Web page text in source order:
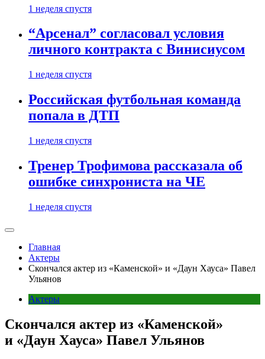
1 неделя спустя
“Арсенал” согласовал условия
личного контракта с Винисиусом
1 неделя спустя
Российская футбольная команда
попала в ДТП
1 неделя спустя
Тренер Трофимова рассказала об
ошибке синхрониста на ЧЕ
1 неделя спустя
Главная
Актеры
Скончался актер из «Каменской» и «Даун Хауса» Павел
Ульянов
Актеры
Скончался актер из «Каменской»
и «Даун Хауса» Павел Ульянов